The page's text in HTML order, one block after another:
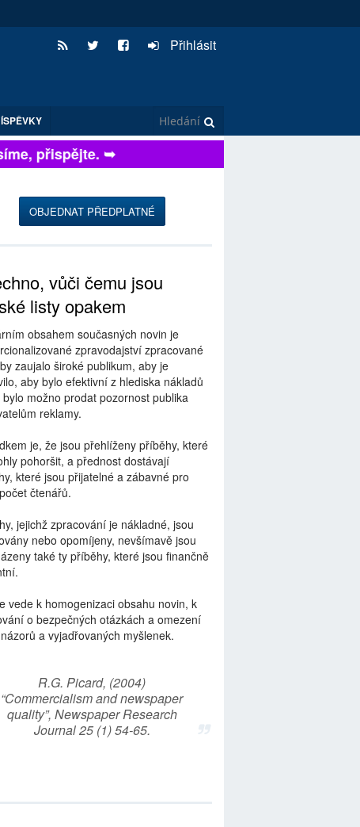
Přihlásit
přispějte. ➥
OBJEDNAT PŘEDPLATNÉ
vůči čemu jsou
listy opakem
obsahem současných novin je
zpravodajství zpracované
zaujalo široké publikum, aby je
aby bylo efektivní z hlediska nákladů
možno prodat pozornost publika
reklamy.
je, že jsou přehlíženy příběhy, které
pohoršit, a přednost dostávají
které jsou přijatelné a zábavné pro
čtenářů.
jejichž zpracování je nákladné, jsou
nebo opomíjeny, nevšímavě jsou
také ty příběhy, které jsou finančně
vede k homogenizaci obsahu novin, k
o bezpečných otázkách a omezení
a vyjadřovaných myšlenek.
R.G. Picard, (2004)
“Commercialism and newspaper
quality”, Newspaper Research
Journal 25 (1) 54-65.